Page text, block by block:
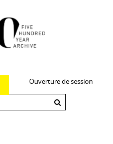
Ouverture de session